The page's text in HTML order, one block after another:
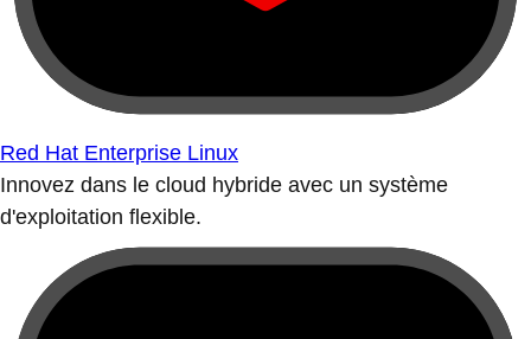
Red Hat Enterprise Linux
Innovez dans le cloud hybride avec un système
d'exploitation flexible.